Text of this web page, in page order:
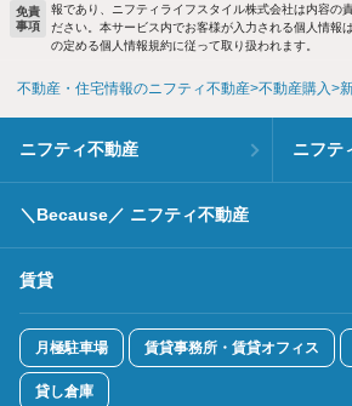
免責
事項
報であり、ニフティライフスタイル株式会社は内容の
ださい。本サービス内でお客様が入力される個人情報
の定める個人情報規約に従って取り扱われます。
不動産・住宅情報のニフティ不動産 不動産購入
ニフティ不動産 ニフテ
＼Because／ ニフティ不動産
賃貸
月極駐車場 賃貸事務所・賃貸オフィス
貸し倉庫